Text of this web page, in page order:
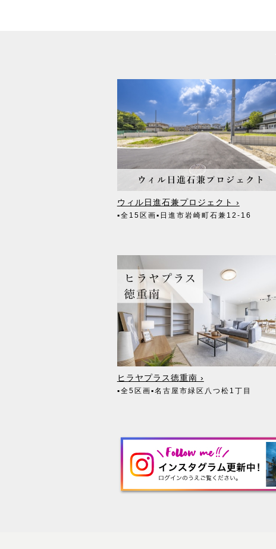
ウィル日進石兼プロジェクト ›
▪全15区画▪日進市岩崎町石兼12-16
ヒラヤプラス徳重南 ›
▪全5区画▪名古屋市緑区八つ松1丁目